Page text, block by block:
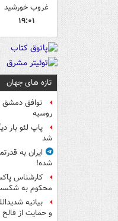
غروب خورشید
۱۹:۰۱
تازه های جهان
توافق دمشق
روسیه
پاپ لئو بار
شد
ایران به
شده!
کارشناس
محکوم به
بیانیه
و حمایت از